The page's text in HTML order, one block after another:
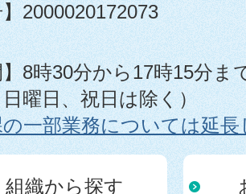
】2000020172073
】8時30分から17時15分ま
日曜日、祝日は除く）
一部業務については延
組織から探す